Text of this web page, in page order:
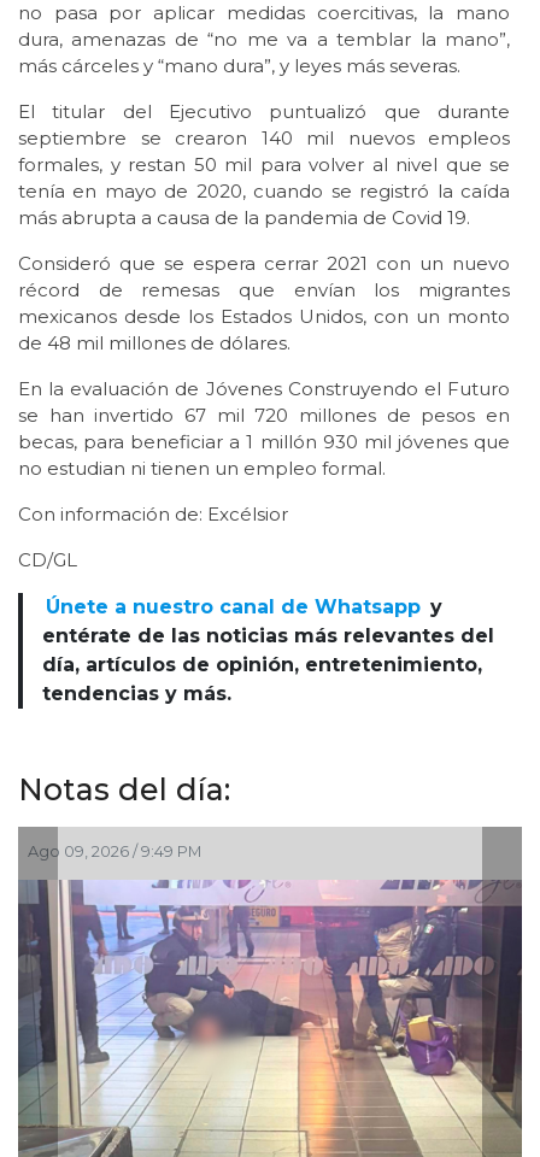
no pasa por aplicar medidas coercitivas, la mano
dura, amenazas de “no me va a temblar la mano”,
más cárceles y “mano dura”, y leyes más severas.
El titular del Ejecutivo puntualizó que durante
septiembre se crearon 140 mil nuevos empleos
formales, y restan 50 mil para volver al nivel que se
tenía en mayo de 2020, cuando se registró la caída
más abrupta a causa de la pandemia de Covid 19.
Consideró que se espera cerrar 2021 con un nuevo
récord de remesas que envían los migrantes
mexicanos desde los Estados Unidos, con un monto
de 48 mil millones de dólares.
En la evaluación de Jóvenes Construyendo el Futuro
se han invertido 67 mil 720 millones de pesos en
becas, para beneficiar a 1 millón 930 mil jóvenes que
no estudian ni tienen un empleo formal.
Con información de: Excélsior
CD/GL
Únete a nuestro canal de Whatsapp y
entérate de las noticias más relevantes del
día, artículos de opinión, entretenimiento,
tendencias y más.
Notas del día:
2026 / 9:49 PM